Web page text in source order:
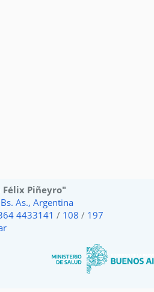
Félix Piñeyro"
As., Argentina
4433141 / 108 / 197